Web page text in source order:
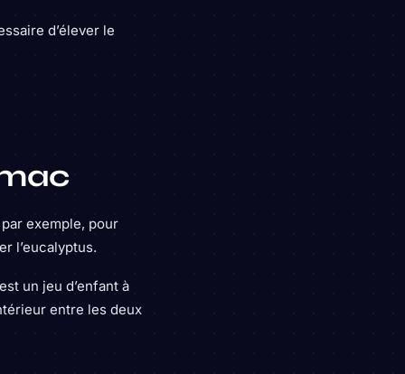
d’élever le
exemple, pour
l’eucalyptus.
un jeu d’enfant à
entre les deux